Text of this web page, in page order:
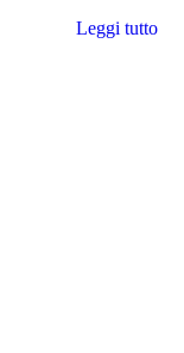
Leggi tutto